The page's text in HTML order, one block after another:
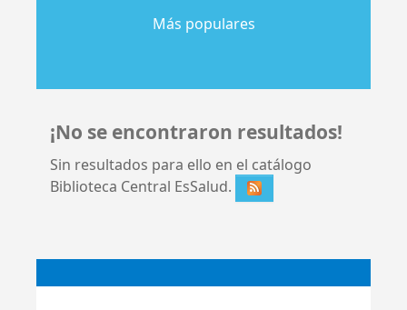
Más populares
¡No se encontraron resultados!
Sin resultados para ello en el catálogo
Biblioteca Central EsSalud.